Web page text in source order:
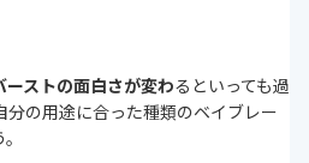
ストの面白さが変わるといっても過
の用途に合った種類のベイブレー